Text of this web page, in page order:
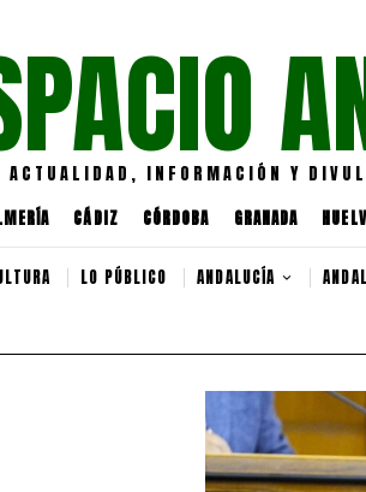
ACTUALIDAD, INFORMACIÓN Y
CÁDIZ CÓRDOBA GRANADA
LO PÚBLICO ANDALUCÍA